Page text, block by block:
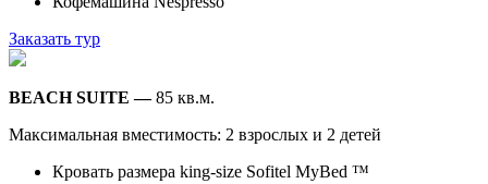
Заказать тур
BEACH SUITE —85 кв.м.
Максимальная вместимость: 2 взрослых и 2 детей
Кровать размера king-size Sofitel MyBed ™